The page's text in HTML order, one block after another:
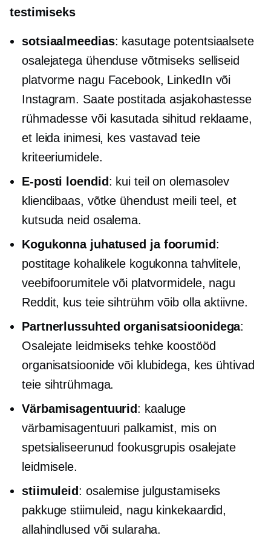
testimiseks
sotsiaalmeedias: kasutage potentsiaalsete
osalejatega ühenduse võtmiseks selliseid
platvorme nagu Facebook, LinkedIn või
Instagram. Saate postitada asjakohastesse
rühmadesse või kasutada sihitud reklaame,
et leida inimesi, kes vastavad teie
kriteeriumidele.
E-posti loendid: kui teil on olemasolev
kliendibaas, võtke ühendust meili teel, et
kutsuda neid osalema.
Kogukonna juhatused ja foorumid:
postitage kohalikele kogukonna tahvlitele,
veebifoorumitele või platvormidele, nagu
Reddit, kus teie sihtrühm võib olla aktiivne.
Partnerlussuhted organisatsioonidega:
Osalejate leidmiseks tehke koostööd
organisatsioonide või klubidega, kes ühtivad
teie sihtrühmaga.
Värbamisagentuurid: kaaluge
värbamisagentuuri palkamist, mis on
spetsialiseerunud fookusgrupis osalejate
leidmisele.
stiimuleid: osalemise julgustamiseks
pakkuge stiimuleid, nagu kinkekaardid,
allahindlused või sularaha.